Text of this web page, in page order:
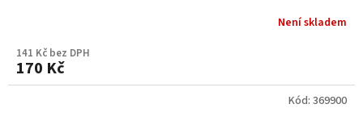
Není skladem
141 Kč bez DPH
170 Kč
Kód: 369900